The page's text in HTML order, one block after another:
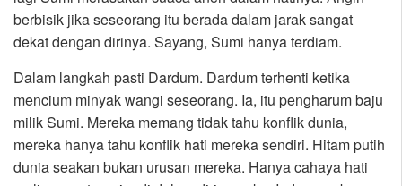
berbisik jika seseorang itu berada dalam jarak sangat
dekat dengan dirinya. Sayang, Sumi hanya terdiam.
Dalam langkah pasti Dardum. Dardum terhenti ketika
mencium minyak wangi seseorang. Ia, itu pengharum baju
milik Sumi. Mereka memang tidak tahu konflik dunia,
mereka hanya tahu konflik hati mereka sendiri. Hitam putih
dunia seakan bukan urusan mereka. Hanya cahaya hati